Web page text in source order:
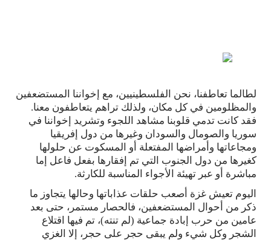
لطالما تعاطفنا، نحن الفلسطينيين، مع إخواننا المستضعفين
والمظلومين في كل مكان، ولذلك تراهم يتعاطفون معنا.
فقد كانت تدمي قلوبنا مشاهد اللجوء وتشريد إخواننا في
سوريا والصومال والسودان وغيرها من دول إفريقيا
ومجاعاتها وأمراضها المفتعلة أو المسكوت عن حلولها
كغيرها من دول الجنوب التي تم إفقارها بفعل فاعل إما
مباشرة أو عبر تهيئة الأجواء المناسبة للكارثة.
اليوم تعيش غزة أصعب حلقات عذاباتها وحالها يتجاوز ما
ذكر من أحوال المستضعفين، فالحصار مستمر، حتى بعد
عامين من حرب إبادة جماعية (لم تنته)، تم فيها اقتلاع
الشجر وكل شيء ولم يبقى حجر على حجر، إلا الغزي